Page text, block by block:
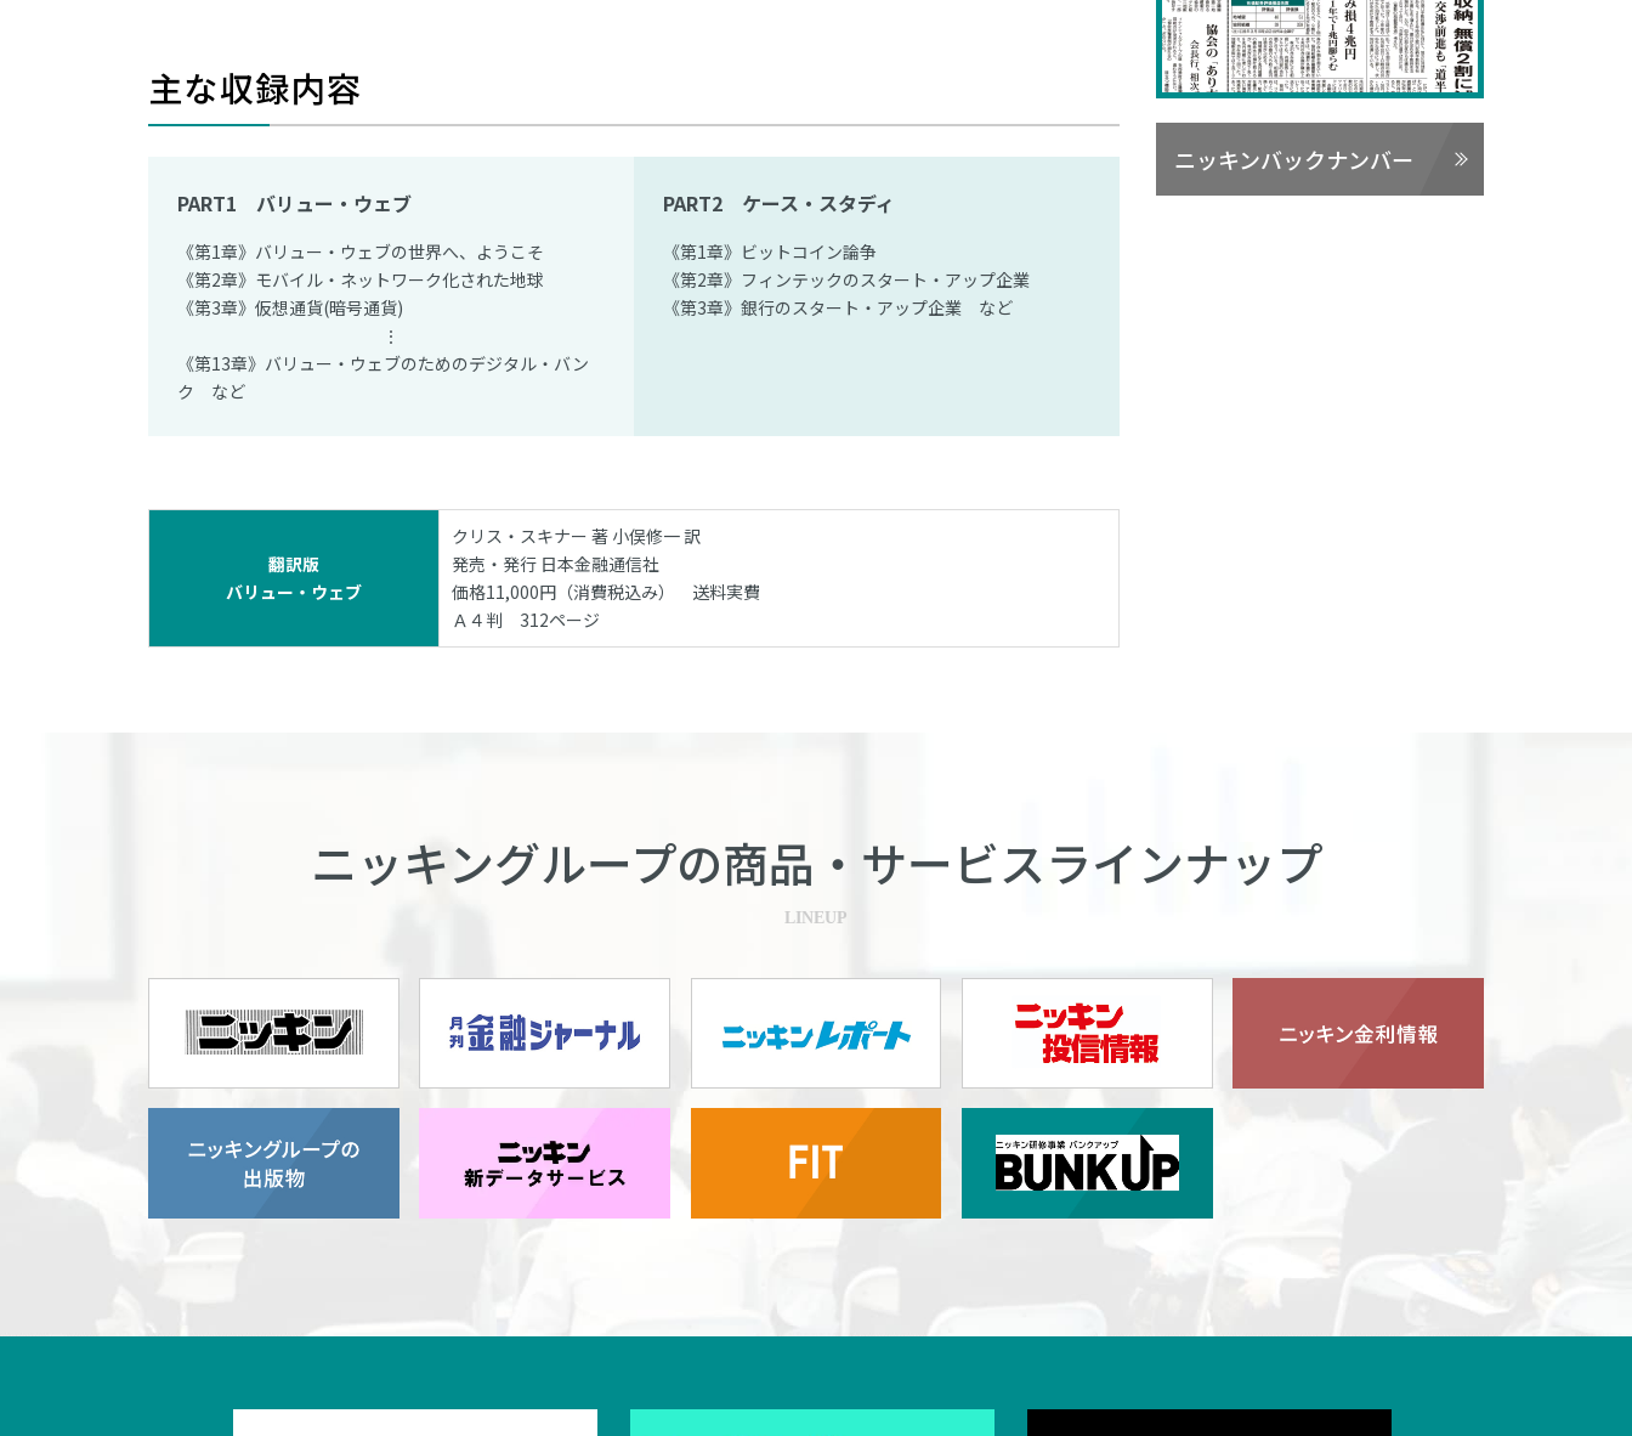
主な収録内容
PART1 バリュー・ウェブ
《第1章》バリュー・ウェブの世界へ、ようこそ
《第2章》モバイル・ネットワーク化された地球
《第3章》仮想通貨(暗号通貨)
⋮
《第13章》バリュー・ウェブのためのデジタル・バン
ク など
PART2 ケース・スタディ
《第1章》ビットコイン論争
《第2章》フィンテックのスタート・アップ企業
《第3章》銀行のスタート・アップ企業 など
翻訳版
バリュー・ウェブ
クリス・スキナー 著 小俣修一 訳
発売・発行 日本金融通信社
価格11,000円（消費税込み） 送料実費
Ａ４判 312ページ
ニッキンバックナンバー
ニッキングループの商品・ サービスラインナップ
LINEUP